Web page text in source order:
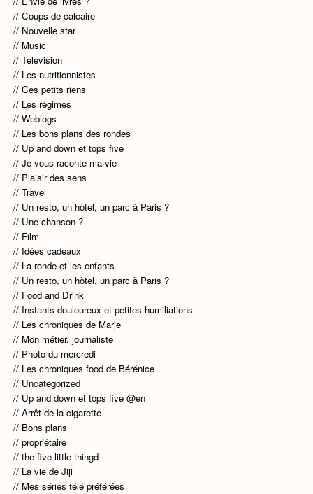
Coups de calcaire
Nouvelle star
Music
Television
Les nutritionnistes
Ces petits riens
Les régimes
Weblogs
Les bons plans des rondes
Up and down et tops five
Je vous raconte ma vie
Plaisir des sens
Travel
Un resto, un hòtel, un parc à Paris ?
Une chanson ?
Film
Idées cadeaux
La ronde et les enfants
Un resto, un hòtel, un parc à Paris ?
Food and Drink
Instants douloureux et petites humiliations
Les chroniques de Marje
Mon métier, journaliste
Photo du mercredi
Les chroniques food de Bérénice
Uncategorized
Up and down et tops five @en
Arrêt de la cigarette
Bons plans
propriétaire
the five little thingd
La vie de Jiji
Mes séries télé préférées